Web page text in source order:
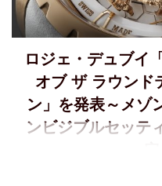
ロジェ・デュブイ
オブ ザ ラウンド
ン」を発表～メゾ
ンビジブルセッテ